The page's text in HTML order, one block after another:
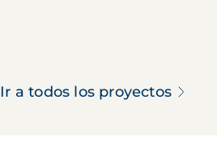
Ir a todos los proyectos